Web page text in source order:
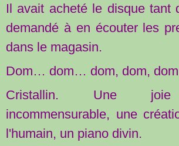
Il avait acheté le disque tant
demandé à en écouter les
dans le magasin.
Dom… dom… dom, dom,
Cristallin. Une joie
incommensurable, une
l'humain, un piano divin.